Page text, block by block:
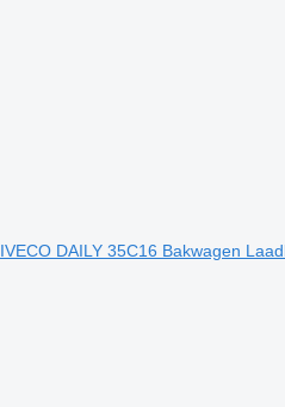
IVECO DAILY 35C16 Bakwagen